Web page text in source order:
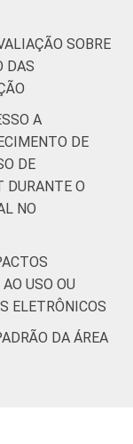
da
de
– TIC
SOBRE
DAS
A
DE
DE
DURANTE O
NO
USO OU
ELETRÔNICOS
DA ÁREA